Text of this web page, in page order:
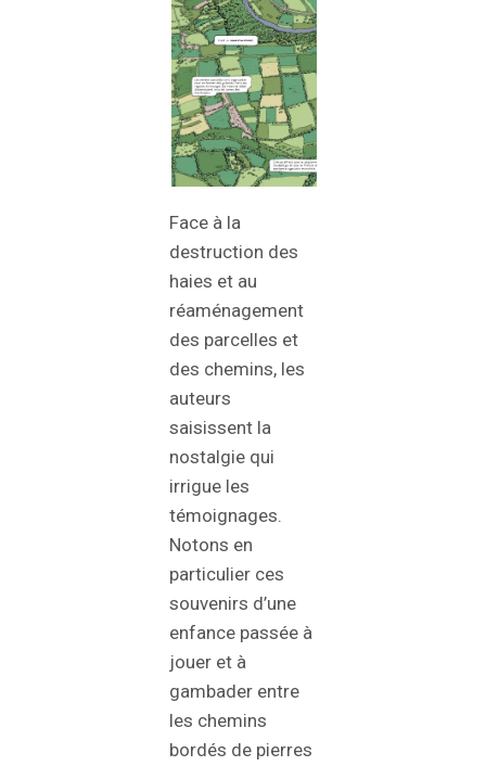
Face à la
destruction des
haies et au
réaménagement
des parcelles et
des chemins, les
auteurs
saisissent la
nostalgie qui
irrigue les
témoignages.
Notons en
particulier ces
souvenirs d’une
enfance passée à
jouer et à
gambader entre
les chemins
bordés de pierres